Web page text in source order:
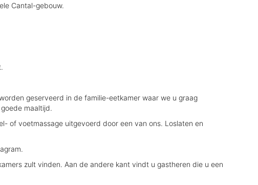
Cantal-gebouw.
geserveerd in de familie-eetkamer waar we u graag
maaltijd.
of voetmassage uitgevoerd door een van ons. Loslaten en
zult vinden. Aan de andere kant vindt u gastheren die u een